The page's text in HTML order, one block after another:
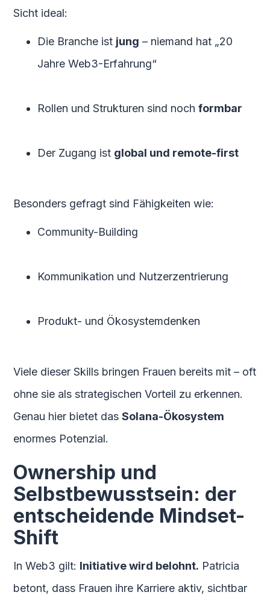
Sicht ideal:
Die Branche ist jung – niemand hat „20
Jahre Web3-Erfahrung“
Rollen und Strukturen sind nochformbar
Der Zugang ist global und remote-first
Besonders gefragt sind Fähigkeiten wie:
Community-Building
Kommunikation und Nutzerzentrierung
Produkt- und Ökosystemdenken
Viele dieser Skills bringen Frauen bereits mit – oft
ohne sie als strategischen Vorteil zu erkennen.
Genau hier bietet dasSolana-Ökosystem
enormes Potenzial.
Ownership und
Selbstbewusstsein: der
entscheidende Mindset-
Shift
In Web3 gilt: Initiative wird belohnt. Patricia
betont, dass Frauen ihre Karriere aktiv, sichtbar